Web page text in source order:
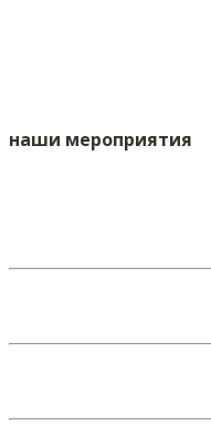
наши мероприятия